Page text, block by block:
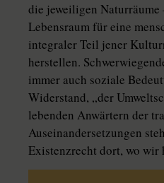
die jeweiligen
Lebensraum für eine
integraler Teil jener
herstellen.
immer auch soziale
Widerstand, „der
lebenden Anwärtern der
Auseinandersetzungen
Existenzrecht dort, wo wir